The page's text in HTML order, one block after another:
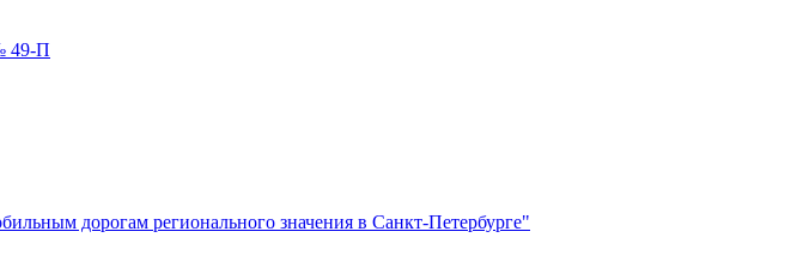
49-П
дорогам регионального значения в Санкт-Петербурге"